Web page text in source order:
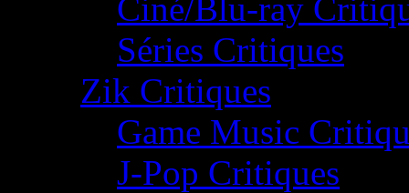
Ciné/Blu-ray
Séries Critiques
Zik Critiques
Game Music
J-Pop Critiques